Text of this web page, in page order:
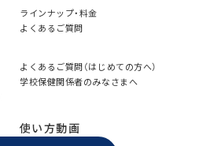
ラインナップ・料金
よくあるご質問
よくあるご質問（はじめての方へ）
学校保健関係者のみなさまへ
使い方動画